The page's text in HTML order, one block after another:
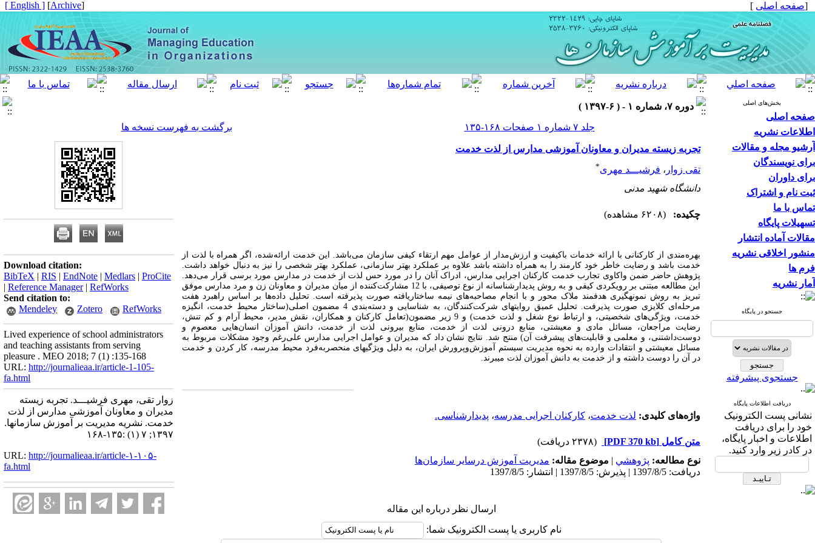
[صفحه اصلی ]
[
Archive
]
[ English ]
بخش‌های اصلی
صفحه اصلی
اطلاعات نشریه
آرشیو مجله و مقالات
برای نویسندگان
برای داوران
ثبت نام و اشتراک
تماس با ما
تسهیلات پایگاه
مقالات آماده انتشار
منشور اخلاقی نشریه
فرم ها
آمار نشریه
جستجو در پایگاه
جستجوی پیشرفته
دریافت اطلاعات پایگاه
نشانی پست الکترونیک
خود را برای دریافت
اطلاعات و اخبار پایگاه،
در کادر زیر وارد کنید.
دوره ۷، شماره ۱ - ( ۶-۱۳۹۷ )
جلد ۷ شماره ۱ صفحات ۱۶۸-۱۳۵
برگشت به فهرست نسخه ها
تجربه زیسته مدیران و معاونان آموزشی مدارس از لذت خدمت
تقی زوار ، فرشیـــد مهری*
دانشگاه شهید مدنی
چکیده: (۶۲۰۸ مشاهده)
بهره‌مندی از کارکنانی با ارائه خدمات باکیفیت و
ارزش‌مدار از عوامل مهم ارتقاء کیفی سازمان می‌باشد. این خدمت ارائه‌شده، اگر همراه با لذت از
خدمت باشد و رضایت خاطر خود کارمند را به همراه داشته باشد علاوه بر عملکرد بهتر سازمانی، عملکرد بهتر شخصی را نیز به دنبال خواهد داشت.
پژوهش حاضر ضمن واکاوی تجارب خدمت کارکنان اجرایی مدارس، ادراک آنان را در مورد حس لذت از خدمت در مدارس مورد برسی قرار می‌دهد.
این مطالعه مبتنی بر رویکردی کیفی و به روش پدیدار‌شناسانه از نوع توصیفی، با 12 مشارکت‌کننده از میان مدیران و معاونان زن و مرد مدارس موفق
تبریز به روش نمونهگیری هدفمند ملاک محور و با انجام مصاحبه‌های نیمه ساختاریافته صورت پذیرفته است. تحلیل داده‌ها بر اساس راهبرد هفت
مرحله‌ای کلایزی صورت پذیرفت. تحلیل عمیق روایت
های شرکت‌کنندگان، به شناسایی و دسته‌بندی 4 مضمون اصلی(ساختار محیط خدمت، انگیزه
خدمت، ویژگی‌های شخصیتی، و ارتباط نوع شغل و لذت خدمت) و 9 زیر مضمون(تعامل کارکنان و همکاران، نقش مدیر، محیط آرام و کم تنش،
رضایت مراجعان، مسائل مادی و معیشتی، منابع درونی لذت از خدمت، منابع بیرونی لذت از خدمت، دانش آموزان انسان‌هایی معصوم و
دوست‌داشتنی، و معلمی و قابلیت‌های پیشرفت آن) منتج شد. نتایج نشان داد که مدیران و عوامل اجرایی مدارس علی‌رغم وجود مشکلات مربوط به
مسائل معیشتی و انتقادات وارده به نحوه مدیریت سیستم آموزش‌وپرورش ایران، به دلیل ویژگیهای منحصربه‌فرد محیط مدرسه، کار کردن و خدمت
در آن را دوست داشته و از خدمت به دانش آموزان لذت میبرند.
واژه‌های کلیدی: لذت خدمت، کارکنان اجرایی مدرسه، پدیدارشناسی.
متن کامل [PDF 370 kb]
(۲۳۷۸ دریافت)
نوع مطالعه: پژوهشي | موضوع مقاله: مدیریت آموزش درسایر سازمان‌ها
دریافت: 1397/8/5 | پذیرش: 1397/8/5 | انتشار: 1397/8/5
ارسال نظر درباره این مقاله
نام کاربری یا پست الکترونیک شما:
Download citation:
BibTeX | RIS | EndNote | Medlars | ProCite
| Reference Manager| RefWorks
Send citation to:
Mendeley
Zotero RefWorks
Lived experience of school administrators
and teaching assistants from serving
pleasure . MEO 2018; 7 (1) :135-168
URL: http://journalieaa.ir/article-1-105-
fa.html
زوار تقی، مهری فرشیـــد. تجربه زیسته
مدیران و معاونان آموزشی مدارس از لذت
خدمت. نشریه مديريت بر آموزش سازمانها.
۱۳۹۷; ۷ (۱) :۱۳۵-۱۶۸
URL: http://journalieaa.ir/article-۱-۱۰۵-
fa.html